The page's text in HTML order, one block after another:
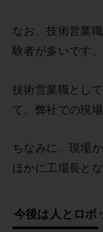
なお、技術営業
験者が多いです。
技術営業職とし
て、弊社での現
ちなみに、現場
ほかに工場長と
今後は人とロボ